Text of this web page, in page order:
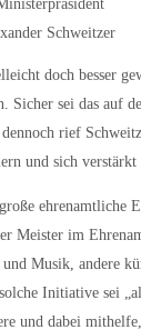
doch besser
Sicher sei das auf
rief
und sich verstärkt
ehrenamtliche
Meister im
Musik, andere
Initiative sei
und dabei